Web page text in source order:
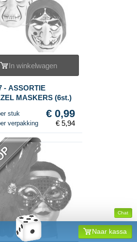
Chat
Naar kassa
In winkelwagen
- ASSORTIE
MASKERS (6st.)
stuk € 0,99
verpakking € 5,94